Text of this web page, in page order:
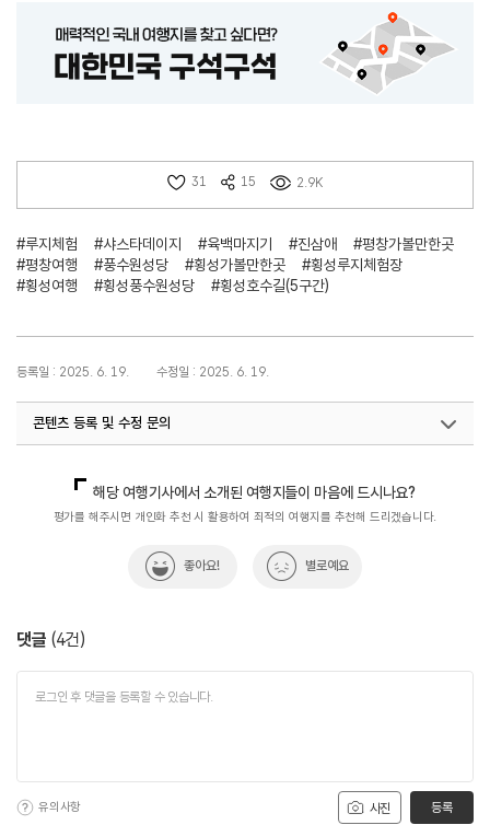
31 15 2.9K
#루지체험 #샤스타데이지 #육백마지기 #진삼애
#평창가볼만한곳
#평창여행
#풍수원성당 #횡성가볼만한곳
#횡성루지체험장
#횡성여행
#횡성풍수원성당 #횡성호수길(5구간)
등록일 : 2025. 6. 19. 수정일 : 2025. 6. 19.
콘텐츠 등록 및 수정 문의
해당 여행기사에서 소개된 여행지들이 마음에 드시나요?
평가를 해주시면 개인화 추천 시 활용하여 최적의 여행지를 추천해 드리겠습니다.
좋아요! 별로예요
댓글 (4건)
사진
유의사항 등록